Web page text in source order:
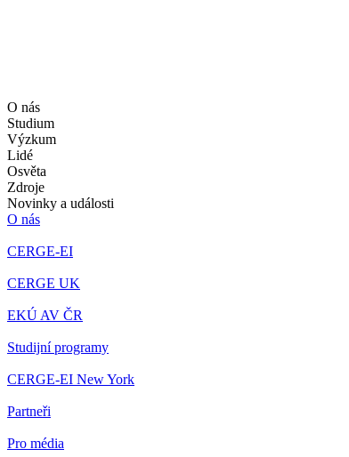
O nás
Studium
Výzkum
Lidé
Osvěta
Zdroje
Novinky a události
O nás
CERGE-EI
CERGE UK
EKÚ AV ČR
Studijní programy
CERGE-EI New York
Partneři
Pro média